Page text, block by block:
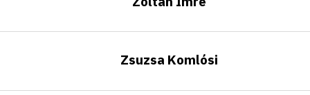
Zsuzsa Komlósi